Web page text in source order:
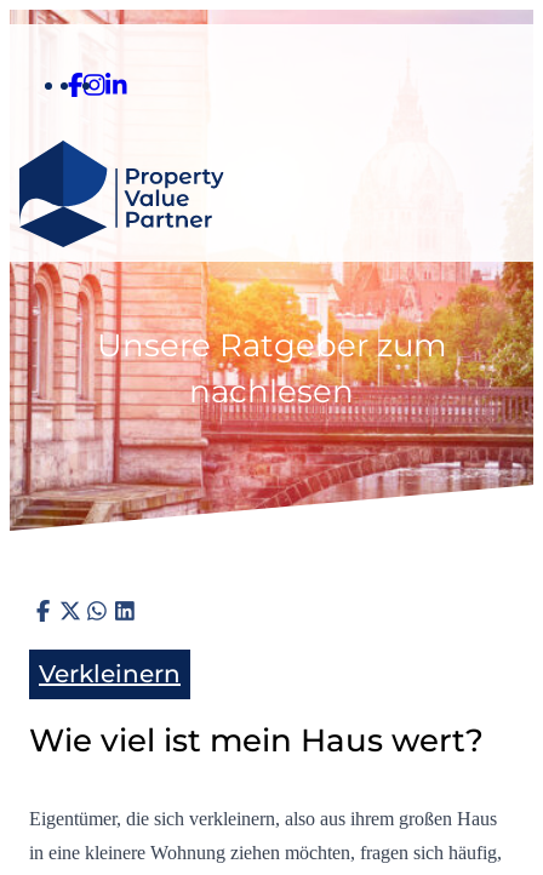
Unsere Ratgeber zum
nachlesen
Verkleinern
Wie viel ist mein Haus wert?
Eigentümer, die sich verkleinern, also aus ihrem großen Haus
in eine kleinere Wohnung ziehen möchten, fragen sich häufig,